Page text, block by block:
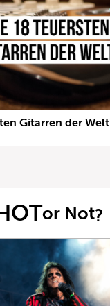
Gitarren der Welt
or Not?